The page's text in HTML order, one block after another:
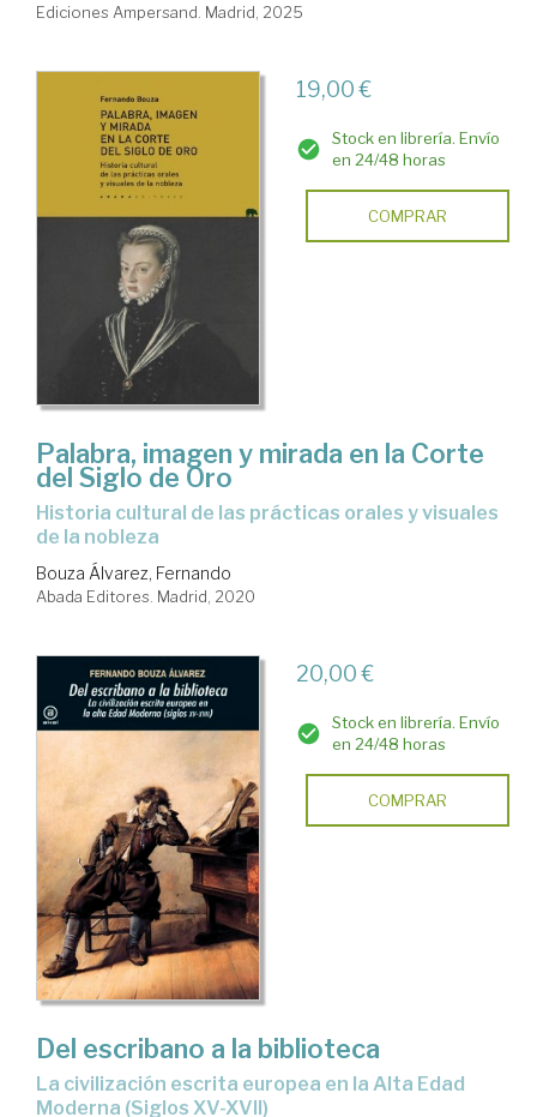
Ediciones Ampersand. Madrid, 2025
19,00 €
Stock en librería. Envío
en 24/48 horas
COMPRAR
Palabra, imagen y mirada en la Corte
del Siglo de Oro
historia cultural de las prácticas orales y visuales
de la nobleza
Bouza Álvarez, Fernando
Abada Editores. Madrid, 2020
20,00 €
Stock en librería. Envío
en 24/48 horas
COMPRAR
Del escribano a la biblioteca
la civilización escrita europea en la Alta Edad
Moderna (Siglos XV-XVII)